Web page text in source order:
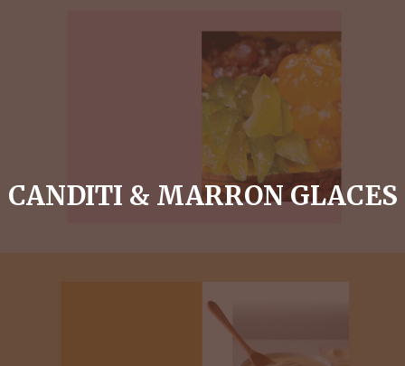
CANDITI & MARRON GLACES